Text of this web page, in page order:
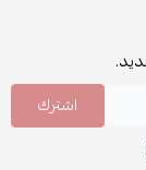
اشترك